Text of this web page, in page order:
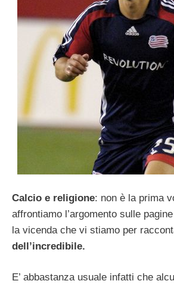
Calcio e religione: non è la prima
affrontiamo l’argomento sulle
la vicenda che vi stiamo per
dell’incredibile.
E’ abbastanza usuale infatti che